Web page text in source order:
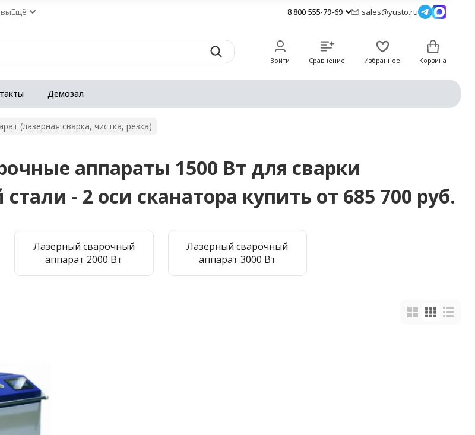
Ещё 8 800 555-79-69 sales@yusto.ru
Войти Сравнение Избранное Корзина
Демозал
(лазерная сварка, чистка, резка)
аппараты 1500 Вт для сварки
- 2 оси сканатора купить от 685 700 руб.
Лазерный сварочный
аппарат 2000 Вт
Лазерный сварочный
аппарат 3000 Вт